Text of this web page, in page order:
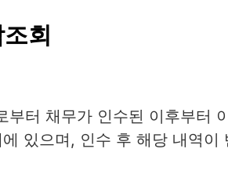
회
부터 채무가 인수된 이후부터
있으며, 인수 후 해당 내역이